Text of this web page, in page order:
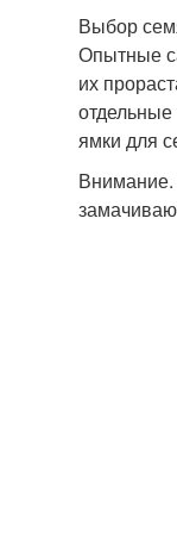
Выбор
Опытные
их
ямки для
Внимание.